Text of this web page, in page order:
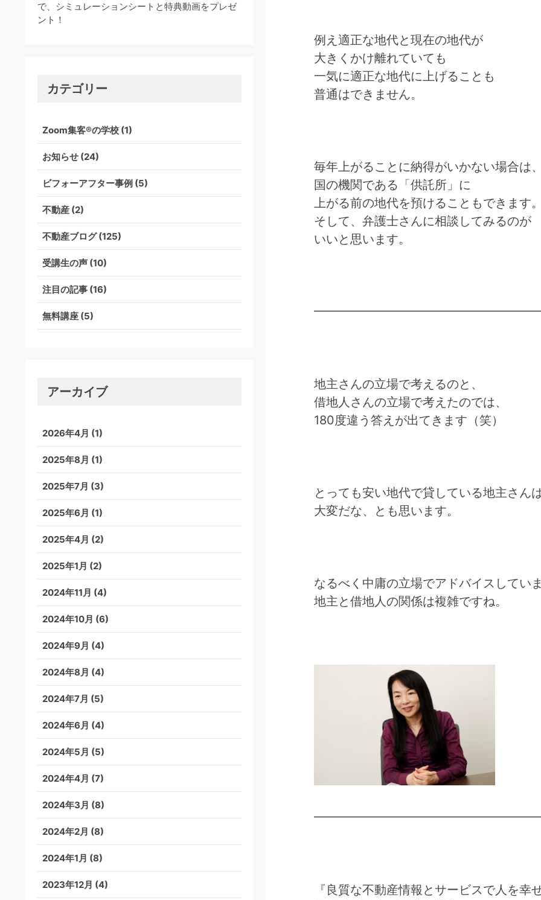
例え適正な地代と現在の地代が
大きくかけ離れていても
一気に適正な地代に上げることも
普通はできません。
毎年上がることに納得がいかない場合は、
国の機関である「供託所」に
上がる前の地代を預けることもできます。
そして、弁護士さんに相談してみるのが
いいと思います。
地主さんの立場で考えるのと、
借地人さんの立場で考えたのでは、
180度違う答えが出てきます（笑）
とっても安い地代で貸している地主さん
大変だな、とも思います。
なるべく中庸の立場でアドバイスしていま
地主と借地人の関係は複雑ですね。
『良質な不動産情報とサービスで人を幸
で、シミュレーションシートと特典動画をプレゼ
ント！
カテゴリー
Zoom集客®の学校(1)
お知らせ(24)
ビフォーアフター事例(5)
不動産(2)
不動産ブログ(125)
受講生の声(10)
注目の記事(16)
無料講座(5)
アーカイブ
2026年4月 (1)
2025年8月 (1)
2025年7月 (3)
2025年6月 (1)
2025年4月 (2)
2025年1月 (2)
2024年11月 (4)
2024年10月 (6)
2024年9月 (4)
2024年8月 (4)
2024年7月 (5)
2024年6月 (4)
2024年5月 (5)
2024年4月 (7)
2024年3月 (8)
2024年2月 (8)
2024年1月 (8)
2023年12月 (4)